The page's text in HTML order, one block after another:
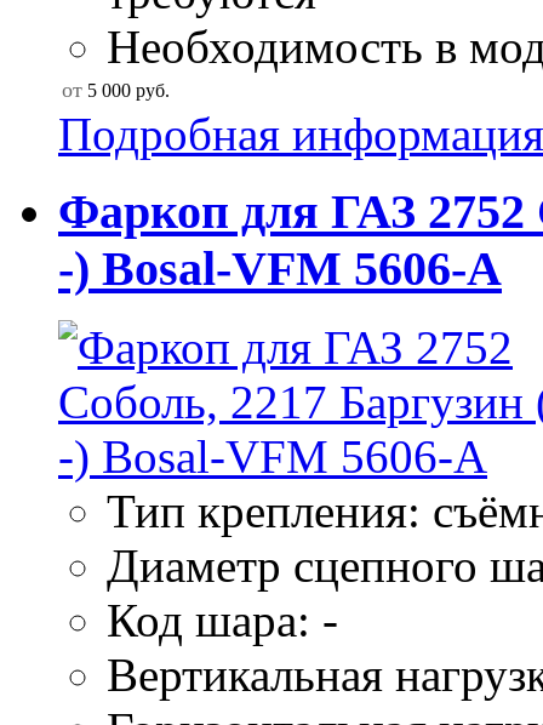
Необходимость в
от 5 000 руб.
Подробная информация
Фаркоп для ГАЗ 2752
-) Bosal-VFM 5606-A
Тип крепления:
Диаметр сцепного
Код шара: -
Вертикальная